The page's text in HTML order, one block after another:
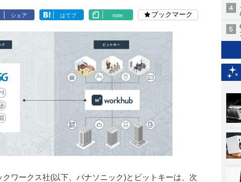
シェア はてブ note ブックマーク
ワークス社(以下、パナソニック)とビットキーは、次